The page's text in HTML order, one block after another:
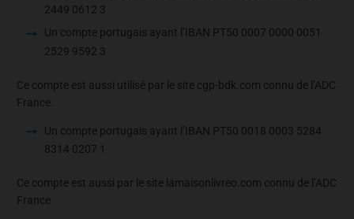
2449 0612 3
Un compte portugais ayant l’IBAN PT50 0007 0000 0051
2529 9592 3
Ce compte est aussi utilisé par le site cgp-bdk.com connu de l’ADC
France.
Un compte portugais ayant l’IBAN PT50 0018 0003 5284
8314 0207 1
Ce compte est aussi par le site lamaisonlivreo.com connu de l’ADC
France